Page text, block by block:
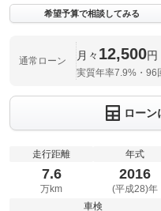
希望予算で相談してみる
通常ローン 月々 12,500円
実質年率7.9%・96
ローン
走行距離
7.6
万km
年式
2016
(平成28)年
車検